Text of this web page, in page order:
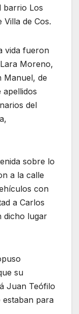
barrio Los
Villa de Cos.
vida fueron
Moreno,
Manuel, de
apellidos
del
sobre lo
a la calle
con
a Carlos
dicho lugar
su
Juan Teófilo
estaban para